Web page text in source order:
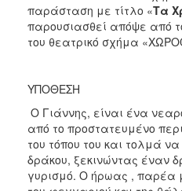
παράσταση με τίτλο «Τα
παρουσιασθεί απόψε από
του θεατρικό σχήμα
ΥΠΟΘΕΣΗ
Ο Γιάννης, είναι ένα
από το προστατευμένο
του τόπου του και τολμά
δράκου, ξεκινώντας έναν
γυρισμό. Ο ήρωας , παρέα